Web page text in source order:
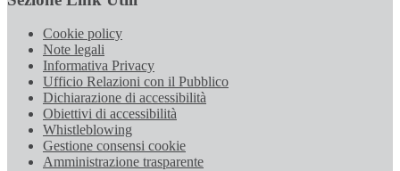
Cookie policy
Note legali
Informativa Privacy
Ufficio Relazioni con il Pubblico
Dichiarazione di accessibilità
Obiettivi di accessibilità
Whistleblowing
Gestione consensi cookie
Amministrazione trasparente